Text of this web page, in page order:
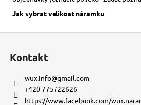
Jak vybrat velikost náramku
Kontakt
wux.info@gmail.com
+420 775722626
https://www.facebook.com/